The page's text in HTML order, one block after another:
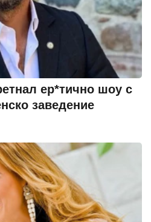
ер*тично шоу с
заведение